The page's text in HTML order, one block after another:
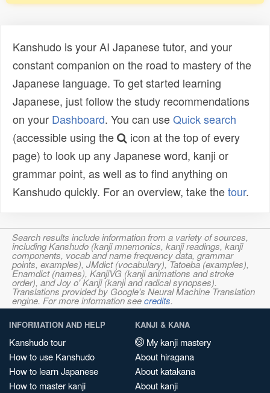
Kanshudo is your AI Japanese tutor, and your
constant companion on the road to mastery of the
Japanese language. To get started learning
Japanese, just follow the study recommendations
on your Dashboard. You can useQuick search
(accessible using the
icon at the top of every
page) to look up any Japanese word, kanji or
grammar point, as well as to find anything on
Kanshudo quickly. For an overview, take thetour.
Search results include information from a variety of sources,
including Kanshudo (kanji mnemonics, kanji readings, kanji
components, vocab and name frequency data, grammar
points, examples), JMdict (vocabulary), Tatoeba (examples),
Enamdict (names), KanjiVG (kanji animations and stroke
order), and Joy o' Kanji (kanji and radical synopses).
Translations provided by Google's Neural Machine Translation
engine. For more information seecredits.
INFORMATION AND HELP
Kanshudo tour
How to use Kanshudo
How to learn Japanese
How to master kanji
KANJI & KANA
My kanji mastery
About hiragana
About katakana
About kanji